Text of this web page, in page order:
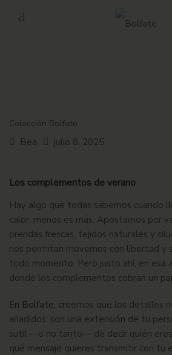
Envío gratuito en pedidos superiores a
Colección Bolfate
Bea julio 8, 2025
Los complementos de verano
Hay algo que todas sabemos cuando
calor, menos es más. Apostamos por
prendas frescas, tejidos naturales y
nos permitan movernos con libertad y
todo momento. Pero justo ahí, en esa
donde los complementos cobran un
En Bolfate, creemos que los detalles
añadidos: son una extensión de tu
sutil —o no tanto— de decir quién
qué mensaje quieres transmitir con tu